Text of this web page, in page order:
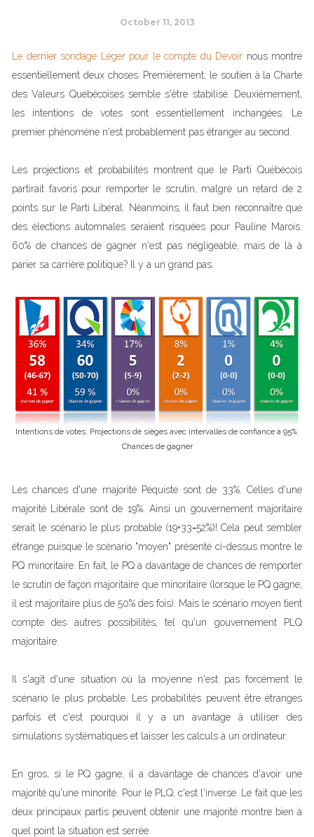
October 11, 2013
Le dernier sondage Léger pour le compte du Devoir nous montre
essentiellement deux choses. Premièrement, le soutien à la Charte
des Valeurs Québécoises semble s'être stabilisé. Deuxièmement,
les intentions de votes sont essentiellement inchangées. Le
premier phénomène n'est probablement pas étranger au second.
Les projections et probabilités montrent que le Parti Québécois
partirait favoris pour remporter le scrutin, malgré un retard de 2
points sur le Parti Libéral. Néanmoins, il faut bien reconnaître que
des élections automnales seraient risquées pour Pauline Marois.
60% de chances de gagner n'est pas négligeable, mais de là à
parier sa carrière politique? Il y a un grand pas.
Intentions de votes; Projections de sièges avec intervalles de confiance à 95%;
Chances de gagner
Les chances d'une majorité Péquiste sont de 33%. Celles d'une
majorité Libérale sont de 19%. Ainsi un gouvernement majoritaire
serait le scénario le plus probable (19+33=52%)! Cela peut sembler
étrange puisque le scénario "moyen" présenté ci-dessus montre le
PQ minoritaire. En fait, le PQ a davantage de chances de remporter
le scrutin de façon majoritaire que minoritaire (lorsque le PQ gagne,
il est majoritaire plus de 50% des fois). Mais le scénario moyen tient
compte des autres possibilités, tel qu'un gouvernement PLQ
majoritaire.
Il s'agît d'une situation où la moyenne n'est pas forcément le
scénario le plus probable. Les probabilités peuvent être étranges
parfois et c'est pourquoi il y a un avantage à utiliser des
simulations systématiques et laisser les calculs à un ordinateur.
En gros, si le PQ gagne, il a davantage de chances d'avoir une
majorité qu'une minorité. Pour le PLQ, c'est l'inverse. Le fait que les
deux principaux partis peuvent obtenir une majorité montre bien à
quel point la situation est serrée.